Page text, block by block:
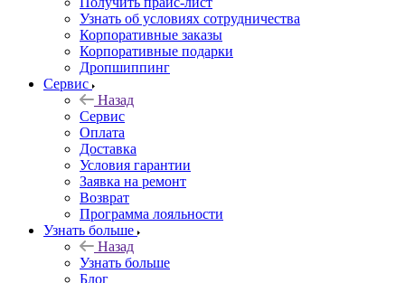
Узнать об условиях сотрудничества
Корпоративные заказы
Корпоративные подарки
Дропшиппинг
Сервис
Назад
Сервис
Оплата
Доставка
Условия гарантии
Заявка на ремонт
Возврат
Программа лояльности
Узнать больше
Назад
Узнать больше
Блог